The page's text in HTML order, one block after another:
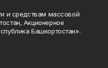
и средствам массовой
Акционерное
Башкортостан».